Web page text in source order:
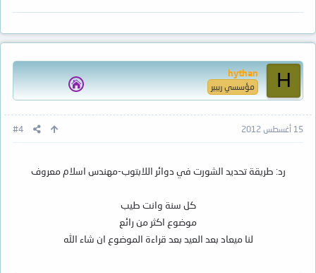
H
hythan
مؤسسي ريبير
15 أغسطس 2012 #4
رد: طريقة تحديد الشورت في دوائر اللابتوب-مهندس اسلام معروف
كل سنة وانت طيب
موضوع اكثر من رائع
لنا ميعاد بعد العيد بعد قراءة الموضوع ان شاء الله